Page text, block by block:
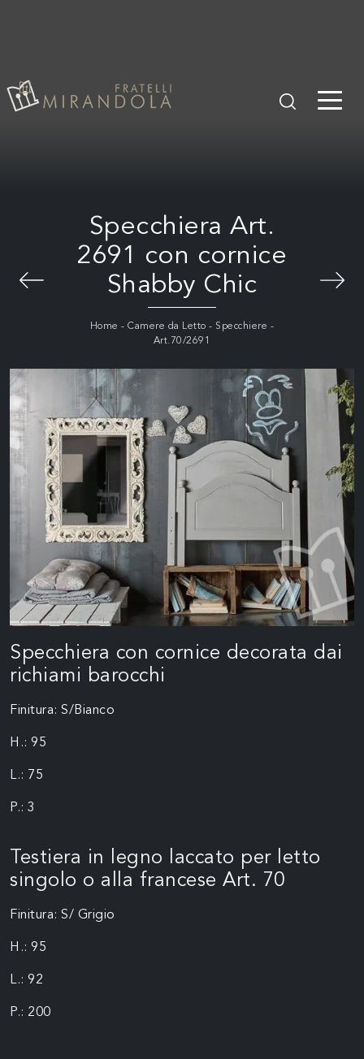
Specchiera Art.
2691 con cornice
Shabby Chic
Home -Camere da Letto - Specchiere -
Art.70/2691
Specchiera con cornice decorata dai
richiami barocchi
Finitura: S/Bianco
H.: 95
L.: 75
P.: 3
Testiera in legno laccato per letto
singolo o alla francese Art. 70
Finitura: S/ Grigio
H.: 95
L.: 92
P.: 200